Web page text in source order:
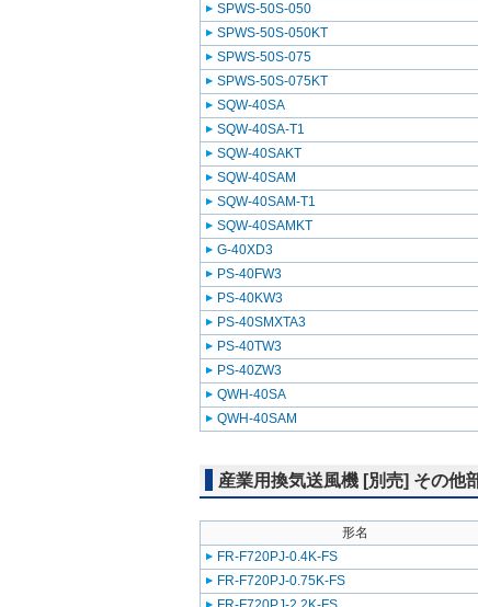
SPWS-50S-050
SPWS-50S-050KT
SPWS-50S-075
SPWS-50S-075KT
SQW-40SA
SQW-40SA-T1
SQW-40SAKT
SQW-40SAM
SQW-40SAM-T1
SQW-40SAMKT
G-40XD3
PS-40FW3
PS-40KW3
PS-40SMXTA3
PS-40TW3
PS-40ZW3
QWH-40SA
QWH-40SAM
産業用換気送風機 [別売] その他
形名
FR-F720PJ-0.4K-FS
FR-F720PJ-0.75K-FS